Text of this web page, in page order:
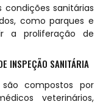
condições sanitárias
como parques e
a proliferação de
INSPEÇÃO SANITÁRIA
compostos por
veterinários,